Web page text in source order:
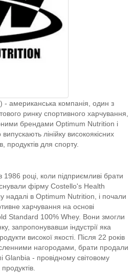
американська компанія, один з
ринку спортивного харчування,
брендами Optimum Nutrition і
лінійку високоякісних
продуктів для спорту.
1986 році, коли підприємливі брати
фірму Costello's Health
надалі в Optimum Nutrition, і почали
харчування на основі
Standard 100% Whey. Вони змогли
запропонувавши індустрії яка
високої якості. Після 22 років
нагородами, брати продали
Glanbia - провідному світовому